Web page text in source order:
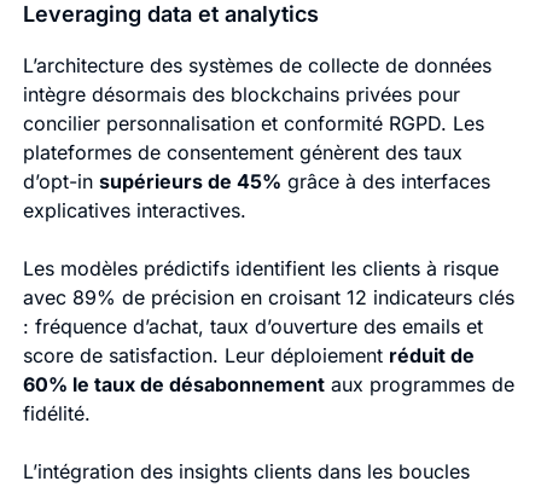
Leveraging data et analytics
L’architecture des systèmes de collecte de données
intègre désormais des blockchains privées pour
concilier personnalisation et conformité RGPD. Les
plateformes de consentement génèrent des taux
d’opt-in supérieurs de 45% grâce à des interfaces
explicatives interactives.
Les modèles prédictifs identifient les clients à risque
avec 89% de précision en croisant 12 indicateurs clés
: fréquence d’achat, taux d’ouverture des emails et
score de satisfaction. Leur déploiement réduit de
60% le taux de désabonnementaux programmes de
fidélité.
L’intégration des insights clients dans les boucles